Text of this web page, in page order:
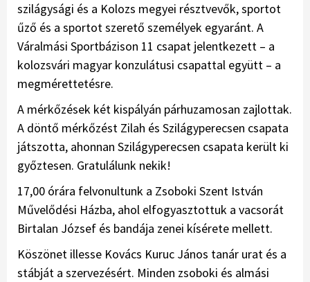
szilágysági és a Kolozs megyei résztvevők, sportot
űző és a sportot szerető személyek egyaránt. A
Váralmási Sportbázison 11 csapat jelentkezett – a
kolozsvári magyar konzulátusi csapattal együtt – a
megmérettetésre.
A mérkőzések két kispályán párhuzamosan zajlottak.
A döntő mérkőzést Zilah és Szilágyperecsen csapata
játszotta, ahonnan Szilágyperecsen csapata került ki
győztesen. Gratulálunk nekik!
17,00 órára felvonultunk a Zsoboki Szent István
Művelődési Házba, ahol elfogyasztottuk a vacsorát
Birtalan József és bandája zenei kísérete mellett.
Köszönet illesse Kovács Kuruc János tanár urat és a
stábját a szervezésért. Minden zsoboki és almási